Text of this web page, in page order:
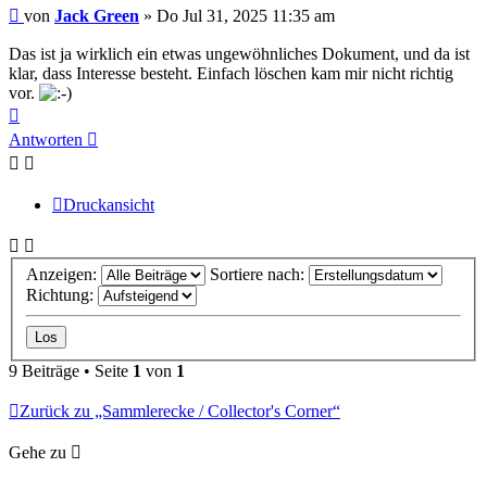
Beitrag
von Jack Green » Do Jul 31, 2025 11:35 am
Das ist ja wirklich ein etwas ungewöhnliches Dokument, und da ist
klar, dass Interesse besteht. Einfach löschen kam mir nicht richtig
vor.
oben
Antworten
Druckansicht
Anzeigen:
Sortiere nach:
Richtung:
9 Beiträge • Seite 1 von 1
Zurück zu „Sammlerecke / Collector's Corner“
Gehe zu